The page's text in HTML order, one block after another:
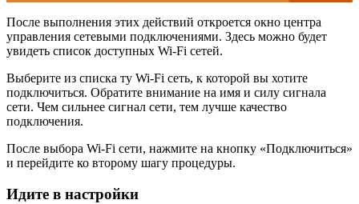
После выполнения этих действий откроется окно центра
управления сетевыми подключениями. Здесь можно будет
увидеть список доступных Wi-Fi сетей.
Выберите из списка ту Wi-Fi сеть, к которой вы хотите
подключиться. Обратите внимание на имя и силу сигнала
сети. Чем сильнее сигнал сети, тем лучше качество
подключения.
После выбора Wi-Fi сети, нажмите на кнопку «Подключиться»
и перейдите ко второму шагу процедуры.
Идите в настройки